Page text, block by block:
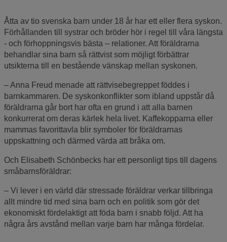
Åtta av tio svenska barn under 18 år har ett eller flera syskon.
Förhållanden till systrar och bröder hör i regel till våra längsta
- och förhoppningsvis bästa – relationer. Att föräldrarna
behandlar sina barn så rättvist som möjligt förbättrar
utsikterna till en bestående vänskap mellan syskonen.
– Anna Freud menade att rättvisebegreppet föddes i
barnkammaren. De syskonkonflikter som ibland uppstår då
föräldrarna går bort har ofta en grund i att alla barnen
konkurrerat om deras kärlek hela livet. Kaffekopparna eller
mammas favorittavla blir symboler för föräldrarnas
uppskattning och därmed värda att bråka om.
Och Elisabeth Schönbecks har ett personligt tips till dagens
småbarnsföräldrar:
– Vi lever i en värld där stressade föräldrar verkar tillbringa
allt mindre tid med sina barn och en politik som gör det
ekonomiskt fördelaktigt att föda barn i snabb följd. Att ha
några års avstånd mellan varje barn har många fördelar.